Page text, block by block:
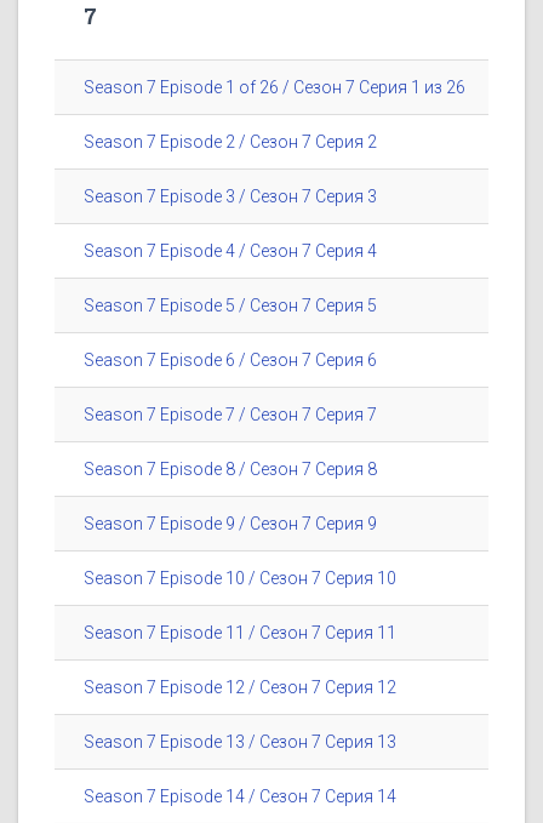
7
Season 7 Episode 1 of 26 / Сезон 7 Серия 1 из 26
Season 7 Episode 2 / Сезон 7 Серия 2
Season 7 Episode 3 / Сезон 7 Серия 3
Season 7 Episode 4 / Сезон 7 Серия 4
Season 7 Episode 5 / Сезон 7 Серия 5
Season 7 Episode 6 / Сезон 7 Серия 6
Season 7 Episode 7 / Сезон 7 Серия 7
Season 7 Episode 8 / Сезон 7 Серия 8
Season 7 Episode 9 / Сезон 7 Серия 9
Season 7 Episode 10 / Сезон 7 Серия 10
Season 7 Episode 11 / Сезон 7 Серия 11
Season 7 Episode 12 / Сезон 7 Серия 12
Season 7 Episode 13 / Сезон 7 Серия 13
Season 7 Episode 14 / Сезон 7 Серия 14